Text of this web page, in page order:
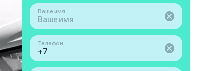
Ваше имя
Телефон